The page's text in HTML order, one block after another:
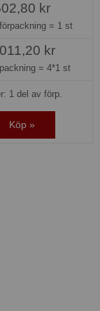
kr
= 1 st
kr
= 4*1 st
1 del av förp.
Köp »